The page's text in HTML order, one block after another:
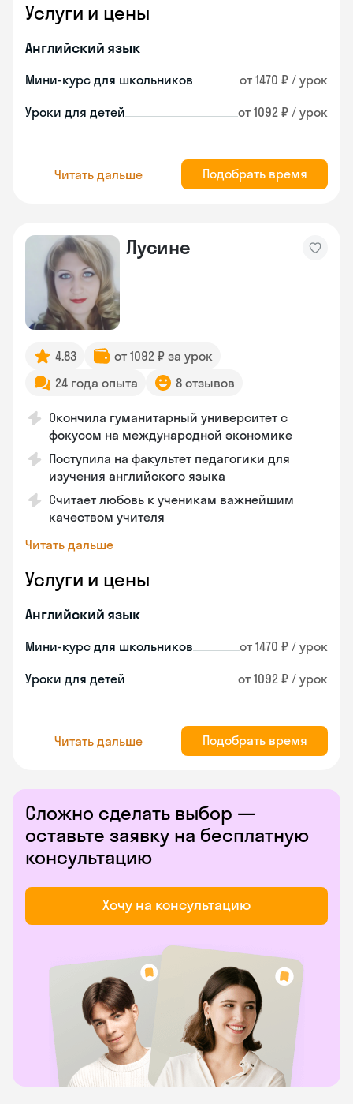
Услуги и цены
Английский язык
Мини-курс для школьников от 1470 ₽ / урок
Уроки для детей от 1092 ₽ / урок
Читать дальше Подобрать время
Лусине
4.83
от 1092 ₽ за урок
24 года опыта
8 отзывов
Окончила гуманитарный университет с
фокусом на международной экономике
Поступила на факультет педагогики для
изучения английского языка
Считает любовь к ученикам важнейшим
качеством учителя
Читать дальше
Услуги и цены
Английский язык
Мини-курс для школьников от 1470 ₽ / урок
Уроки для детей от 1092 ₽ / урок
Читать дальше Подобрать время
Сложно сделать выбор —
оставьте заявку на бесплатную
консультацию
Хочу на консультацию